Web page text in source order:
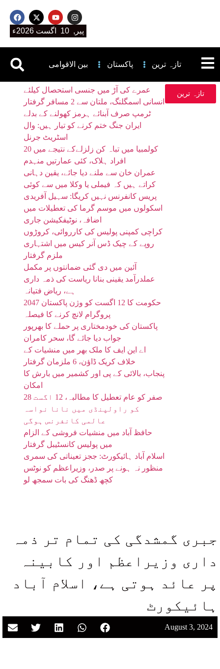
پیر, 10 اگست 2026ء
بین الاقوامی پاکستان تازہ ترین
تازہ ترین
عمرے کی آڑ میں جنسی استحصال کیلئے
انسانی اسمگلنگ، ملتان سے 2 مسافر گرفتار
ٹرمپ صرف آبنائے ہرمز کھولنے کے بدلے
ایران جنگ ختم کرنے کو تیار ہیں: وال
اسٹریٹ جرنل
کولمبیا میں تباہ کن زلزلےکے نتیجے میں 20
افراد ہلاک، کئی عمارتیں منہدم
عمران خان سے ملنے دیا جائے، یقین دہانی
کراتے ہیں کہ فیملی یا وکلا میں سے کوئی
پریس کانفرنس نہیں کریگا: سہیل آفریدی
اسکولوں میں موسم گرما کی تعطیلات میں
اضافہ، نوٹیفکیشن جاری
کراچی کمپنی پولیس کی کارروائی، کروڑوں
روپے کے چیک ڈس آنر کیس میں اشتہاری
ملزم گرفتار
آئین میں دی گئی ضمانتوں پر مکمل
عملدرآمد یقینی بنانا ریاست کی ذمہ داری
ہے، ریاض فتیانہ
حکومت کا 12 اگست کو وژن پاکستان 2047
پروگرام لانچ کرنے کا فیصلہ
پاکستان کی خودمختاری پر حملے کا بھرپور
جواب دیا جائے گا، سحر کامران
اے این ایف کا ملک بھر میں منشیات کے
خلاف کریک ڈاؤن، 6 ملزمان گرفتار
پنجاب، بالائی کے پی اور کشمیر میں بارش کا
امکان
28 صفر کو عام تعطیل کا مطالبہ، 12 اگست
کو راولپنڈی میں نانا نواسہ
عالمی کانفرنس ہوگی
حافظ آباد میں منشیات فروشی کے الزام
میں پولیس کانسٹیبل گرفتار
اسلام آباد ہائیکورٹ: ججز تعیناتی کی سمری
منظور نہ ہونے پر صدر، وزیراعظم کو نوٹس
کچھ ڈھنگ کی بات سمجھ لو
جبری گمشدگی کی تمام تر ذمہ
داری وزیراعظم اور کابینہ
پر عائد ہوتی ہے، اسلام آباد
ہائیکورٹ
August 3, 2024